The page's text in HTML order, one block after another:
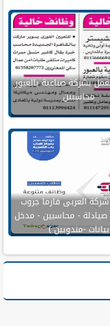
بشركة صناعية بالعبور
محاسبين
العربى فارما جروب
- محاسبين - مدخل
بيانات -مندوبين )